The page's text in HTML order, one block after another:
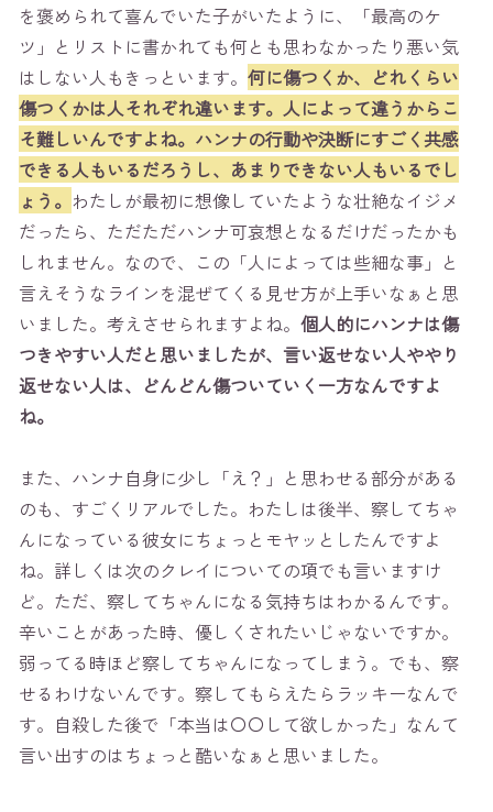
を褒められて喜んでいた子がいたように、「最高のケ
ツ」とリストに書かれても何とも思わなかったり悪い気
はしない人もきっといます。 何に傷つくか、どれくらい
傷つくかは人それぞれ違います。人によって違うからこ
そ難しいんですよね。ハンナの行動や決断にすごく共感
できる人もいるだろうし、あまりできない人もいるでし
ょう。 わたしが最初に想像していたような壮絶なイジメ
だったら、ただただハンナ可哀想となるだけだったかも
しれません。なので、この「人によっては些細な事」と
言えそうなラインを混ぜてくる見せ方が上手いなぁと思
いました。考えさせられますよね。 個人的にハンナは傷
つきやすい人だと思いましたが、言い返せない人ややり
返せない人は、どんどん傷ついていく一方なんですよ
ね。
また、ハンナ自身に少し「え？」と思わせる部分がある
のも、すごくリアルでした。わたしは後半、察してちゃ
んになっている彼女にちょっとモヤッとしたんですよ
ね。詳しくは次のクレイについての項でも言いますけ
ど。ただ、察してちゃんになる気持ちはわかるんです。
辛いことがあった時、優しくされたいじゃないですか。
弱ってる時ほど察してちゃんになってしまう。でも、察
せるわけないんです。察してもらえたらラッキーなんで
す。自殺した後で「本当は〇〇して欲しかった」なんて
言い出すのはちょっと酷いなぁと思いました。